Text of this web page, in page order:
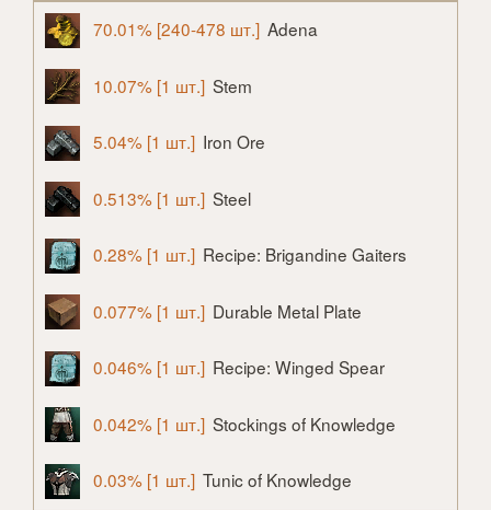
70.01% [240-478 шт.] Adena
10.07% [1 шт.] Stem
5.04% [1 шт.] Iron Ore
0.513% [1 шт.] Steel
0.28% [1 шт.] Recipe: Brigandine Gaiters
0.077% [1 шт.] Durable Metal Plate
0.046% [1 шт.] Recipe: Winged Spear
0.042% [1 шт.] Stockings of Knowledge
0.03% [1 шт.] Tunic of Knowledge